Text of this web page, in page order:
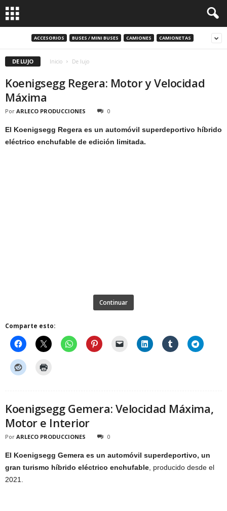
ACCESORIOS BUSES / MINI BUSES CAMIONES CAMIONETAS
DE LUJO Inicio De lujo
Koenigsegg Regera: Motor y Velocidad
Máxima
Por ARLECO PRODUCCIONES 0
El Koenigsegg Regera es un automóvil superdeportivo híbrido
eléctrico enchufable de edición limitada.
Continuar
Comparte esto:
Koenigsegg Gemera: Velocidad Máxima,
Motor e Interior
Por ARLECO PRODUCCIONES 0
El Koenigsegg Gemera es un automóvil superdeportivo, un
gran turismo híbrido eléctrico enchufable , producido desde el
2021.